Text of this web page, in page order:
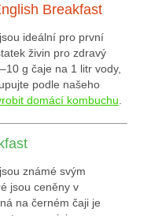
Breakfast
ideální pro první
živin pro zdravý
g čaje na 1 litr vody,
podle našeho
domácí kombuchu
známé svým
jsou ceněny v
na černém čaji je